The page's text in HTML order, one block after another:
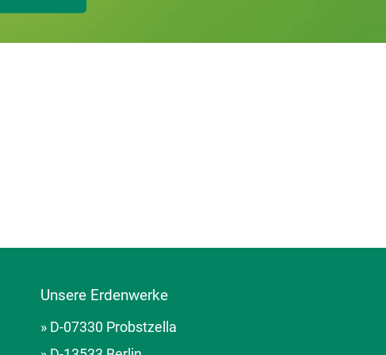
Unsere Erdenwerke
» D-07330 Probstzella